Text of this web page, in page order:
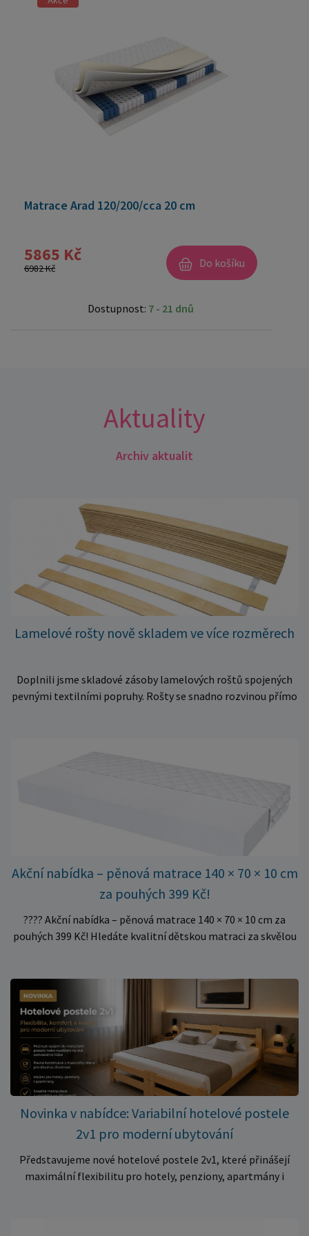
Matrace Arad 120/200/cca 20 cm
5865 Kč
6982 Kč Do košíku
Dostupnost: 7 - 21 dnů
Aktuality
Archiv aktualit
Lamelové rošty nově skladem ve více rozměrech
Doplnili jsme skladové zásoby lamelových roštů spojených
pevnými textilními popruhy. Rošty se snadno rozvinou přímo
množství kusů, proto můžeme objednávky rychle expedovat.
podklad za výhodnou cenu.
Akční nabídka – pěnová matrace 140 × 70 × 10 cm
za pouhých 399 Kč!
???? Akční nabídka – pěnová matrace 140 × 70 × 10 cm za
pouhých 399 Kč! Hledáte kvalitní dětskou matraci za skvělou
✅ Pohodlné pěnové jádro pro komfortní spánek dítěte ✅
Skvělá volba do dětských postýlek ✅ Výjimečně výhodná cena
– jen 399 Kč Využijte této mimořádné nabídky a pořiďte
kvalitní matraci za cenu, která patří k nejvýhodnějším na
trhu. Akce platí pouze do vyprodání zásob. Nakupujte chytře a
ušetřete!
Novinka v nabídce: Variabilní hotelové postele
2v1 pro moderní ubytování
Představujeme nové hotelové postele 2v1, které přinášejí
maximální flexibilitu pro hotely, penziony, apartmány i